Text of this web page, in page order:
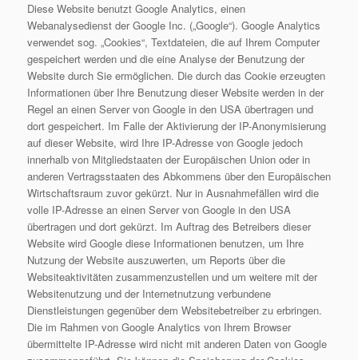
Diese Website benutzt Google Analytics, einen
Webanalysedienst der Google Inc. („Google“). Google Analytics
verwendet sog. „Cookies“, Textdateien, die auf Ihrem Computer
gespeichert werden und die eine Analyse der Benutzung der
Website durch Sie ermöglichen. Die durch das Cookie erzeugten
Informationen über Ihre Benutzung dieser Website werden in der
Regel an einen Server von Google in den USA übertragen und
dort gespeichert. Im Falle der Aktivierung der IP-Anonymisierung
auf dieser Website, wird Ihre IP-Adresse von Google jedoch
innerhalb von Mitgliedstaaten der Europäischen Union oder in
anderen Vertragsstaaten des Abkommens über den Europäischen
Wirtschaftsraum zuvor gekürzt. Nur in Ausnahmefällen wird die
volle IP-Adresse an einen Server von Google in den USA
übertragen und dort gekürzt. Im Auftrag des Betreibers dieser
Website wird Google diese Informationen benutzen, um Ihre
Nutzung der Website auszuwerten, um Reports über die
Websiteaktivitäten zusammenzustellen und um weitere mit der
Websitenutzung und der Internetnutzung verbundene
Dienstleistungen gegenüber dem Websitebetreiber zu erbringen.
Die im Rahmen von Google Analytics von Ihrem Browser
übermittelte IP-Adresse wird nicht mit anderen Daten von Google